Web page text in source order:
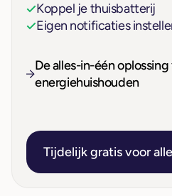
Koppel je thuisbatterij
Eigen notificaties
De alles-in-één
energiehuishouden
Tijdelijk gratis voor